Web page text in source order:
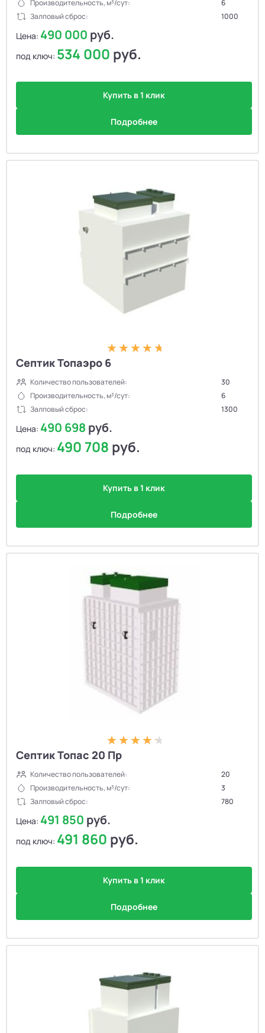
Производительность, м³/сут:
6
Залповый сброс:
1000
Цена: 490 000 руб.
под ключ: 534 000 руб.
Купить в 1 клик
Подробнее
Септик Топаэро 6
Количество пользователей:
30
Производительность, м³/сут:
6
Залповый сброс:
1300
Цена: 490 698 руб.
под ключ: 490 708 руб.
Купить в 1 клик
Подробнее
Септик Топас 20 Пр
Количество пользователей:
20
Производительность, м³/сут:
3
Залповый сброс:
780
Цена: 491 850 руб.
под ключ: 491 860 руб.
Купить в 1 клик
Подробнее